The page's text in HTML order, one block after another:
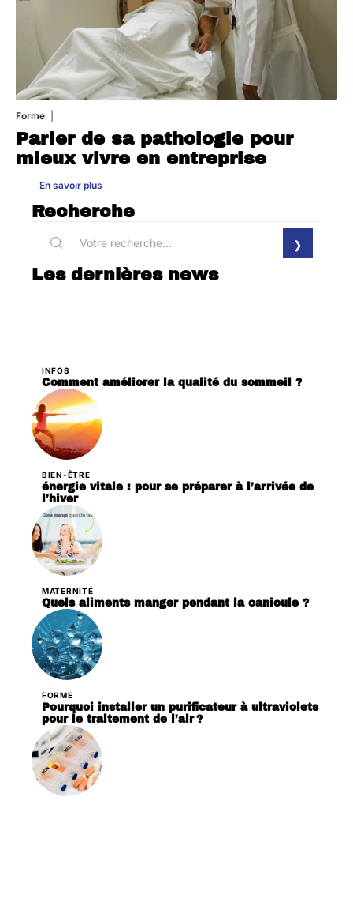
Forme
Parler de sa pathologie pour
mieux vivre en entreprise
En savoir plus
Recherche
Les dernières news
INFOS
Comment améliorer la qualité du sommeil ?
BIEN-ÊTRE
énergie vitale : pour se préparer à l’arrivée de
l’hiver
MATERNITÉ
Quels aliments manger pendant la canicule ?
FORME
Pourquoi installer un purificateur à ultraviolets
pour le traitement de l’air ?